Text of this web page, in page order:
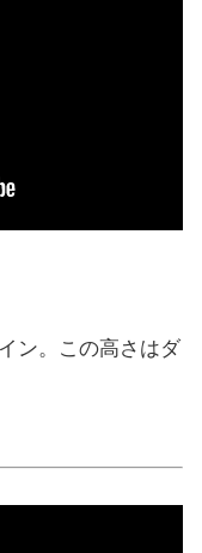
ン。この高さはダ